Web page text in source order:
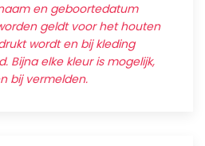
en geboortedatum
geldt voor het houten
wordt en bij kleding
Bijna elke kleur is mogelijk,
bij vermelden.